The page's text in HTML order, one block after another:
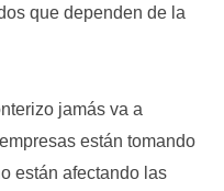
que dependen de la
jamás va a
están tomando
están afectando las